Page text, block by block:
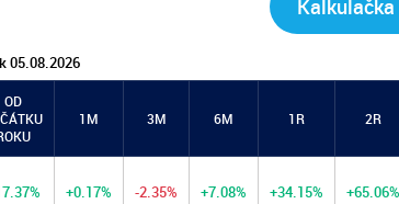
05.08.2026
OD
1M 3M 6M 1R 2R
+0.17% -2.35% +7.08% +34.15% +65.06%